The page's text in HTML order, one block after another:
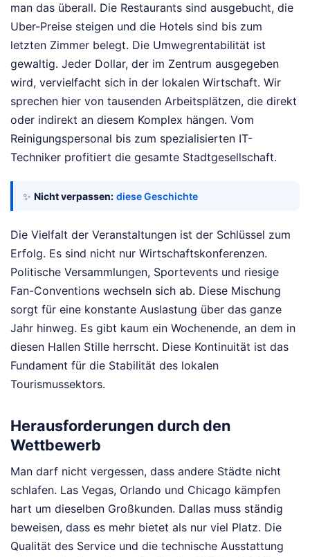
man das überall. Die Restaurants sind ausgebucht, die
Uber-Preise steigen und die Hotels sind bis zum
letzten Zimmer belegt. Die Umwegrentabilität ist
gewaltig. Jeder Dollar, der im Zentrum ausgegeben
wird, vervielfacht sich in der lokalen Wirtschaft. Wir
sprechen hier von tausenden Arbeitsplätzen, die direkt
oder indirekt an diesem Komplex hängen. Vom
Reinigungspersonal bis zum spezialisierten IT-
Techniker profitiert die gesamte Stadtgesellschaft.
✨ Nicht verpassen: diese Geschichte
Die Vielfalt der Veranstaltungen ist der Schlüssel zum
Erfolg. Es sind nicht nur Wirtschaftskonferenzen.
Politische Versammlungen, Sportevents und riesige
Fan-Conventions wechseln sich ab. Diese Mischung
sorgt für eine konstante Auslastung über das ganze
Jahr hinweg. Es gibt kaum ein Wochenende, an dem in
diesen Hallen Stille herrscht. Diese Kontinuität ist das
Fundament für die Stabilität des lokalen
Tourismussektors.
Herausforderungen durch den
Wettbewerb
Man darf nicht vergessen, dass andere Städte nicht
schlafen. Las Vegas, Orlando und Chicago kämpfen
hart um dieselben Großkunden. Dallas muss ständig
beweisen, dass es mehr bietet als nur viel Platz. Die
Qualität des Service und die technische Ausstattung